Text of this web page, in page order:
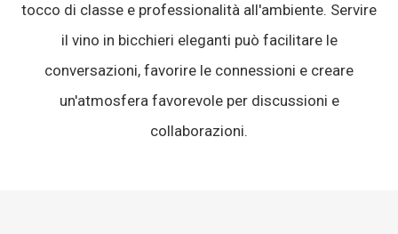
tocco di classe e professionalità all'ambiente. Servire
il vino in bicchieri eleganti può facilitare le
conversazioni, favorire le connessioni e creare
un'atmosfera favorevole per discussioni e
collaborazioni.